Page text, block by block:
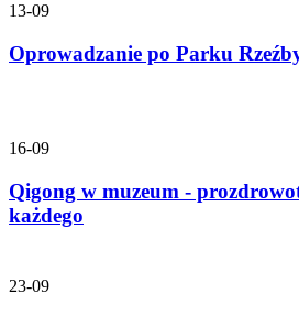
13-09
Oprowadzanie po Parku
16-09
Qigong w muzeum -
każdego
23-09